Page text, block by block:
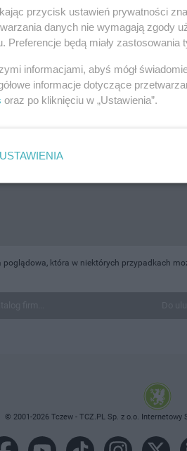
LOKALIZACJA NA MAPIE
poglądowa, która w niektórych przypadkach
© 2001-2026 Tczew - TCZ.PL Sp. z o.o.
przycisk ustawień prywatności
danych nie wymagają zgody
Preferencje będą miały zastosowania
informacjami, abyś mógł
informacje dotyczące
oraz po kliknięciu w „Ustawienia”.
USTAWIENIA